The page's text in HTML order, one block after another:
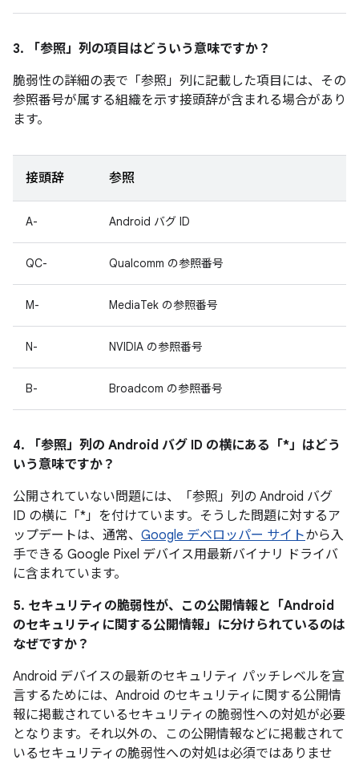
3. 「参照」 列の項目はどういう意味ですか？
脆弱性の詳細の表で「参照」 列に記載した項目には、その
参照番号が属する組織を示す接頭辞が含まれる場合があり
ます。
接頭辞 参照
A- Android バグ ID
QC- Qualcomm の参照番号
M- MediaTek の参照番号
N- NVIDIA の参照番号
B- Broadcom の参照番号
4. 「参照」 列の Android バグ ID の横にある「*」はどう
いう意味ですか？
公開されていない問題には、「参照」列の Android バグ
ID の横に「*」を付けています。そうした問題に対するア
ップデートは、通常、 Google デベロッパー サイトから入
手できる Google Pixel デバイス用最新バイナリ ドライバ
に含まれています。
5. セキュリティの脆弱性が、この公開情報と「Android
のセキュリティに関する公開情報」に分けられているのは
なぜですか？
Android デバイスの最新のセキュリティ パッチレベルを宣
言するためには、Android のセキュリティに関する公開情
報に掲載されているセキュリティの脆弱性への対処が必要
となります。それ以外の、この公開情報などに掲載されて
いるセキュリティの脆弱性への対処は必須ではありませ